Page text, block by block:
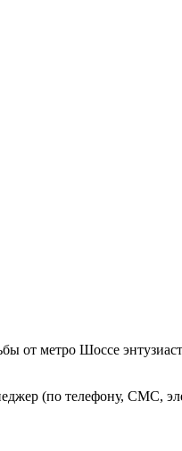
от метро Шоссе
(по телефону, СМС,